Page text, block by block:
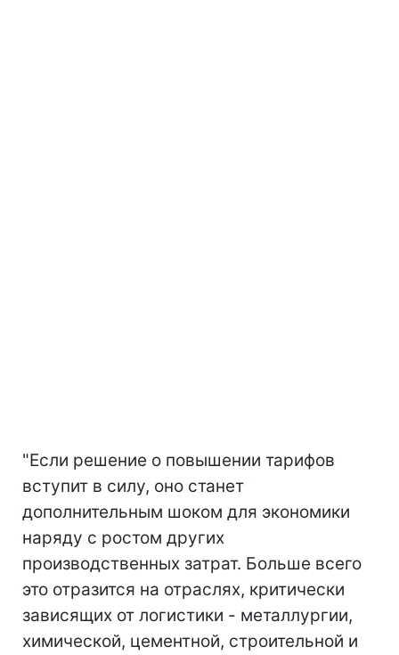
"Если решение о повышении тарифов
вступит в силу, оно станет
дополнительным шоком для экономики
наряду с ростом других
производственных затрат. Больше всего
это отразится на отраслях, критически
зависящих от логистики - металлургии,
химической, цементной, строительной и